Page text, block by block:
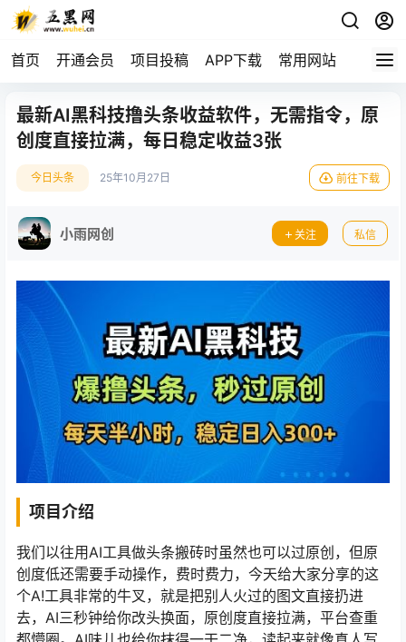
首页 开通会员 项目投稿 APP下载 常用网站
最新AI黑科技撸头条收益软件，无需指令，原
创度直接拉满，每日稳定收益3张
今日头条 25年10月27日 前往下载
小雨网创 关注 私信
项目介绍
我们以往用AI工具做头条搬砖时虽然也可以过原创，但原
创度低还需要手动操作，费时费力，今天给大家分享的这
个A!工具非常的牛叉，就是把别人火过的图文直接扔进
去，AI三秒钟给你改头换面，原创度直接拉满，平台查重